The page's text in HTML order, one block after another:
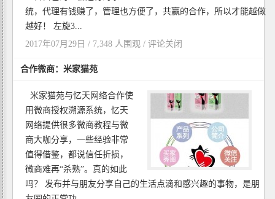
统，代理有钱赚了，管理也方便了，共赢的合作，所以才能越做
越好！ 左旋3...
2017年07月29日 / 7,348 人围观 / 评论关闭
合作微商：米家猫苑
米家猫苑与忆天网络合作使
用微商授权溯源系统，忆天
网络提供很多微商教程与微
商大咖分享，一些经验非常
值得借鉴，都说信任折损，
微商难再“杀熟”。真的如此
吗？ 发布并与朋友分享自己的生活点滴和感兴趣的事物，是朋